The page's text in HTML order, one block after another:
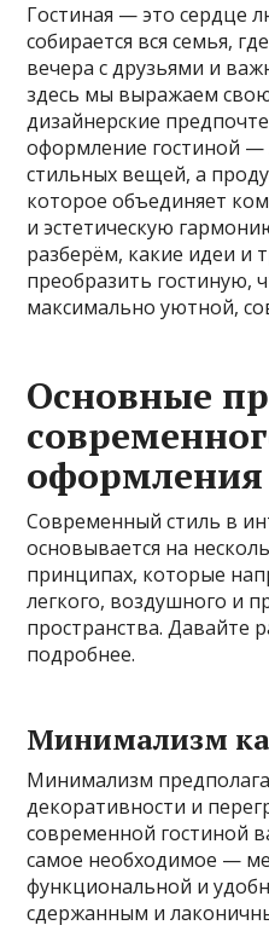
Гостиная — это сердце
собирается вся семья,
вечера с друзьями и
здесь мы выражаем
дизайнерские
оформление гостиной —
стильных вещей, а
которое объединяет
и эстетическую
разберём, какие идеи и
преобразить гостиную,
максимально уютной,
Основные
оформления
Современный стиль в
основывается на
принципах, которые
легкого, воздушного и
пространства. Давайте
подробнее.
Минимализм
Минимализм
декоративности и
современной гостиной
самое необходимое —
функциональной и
сдержанным и